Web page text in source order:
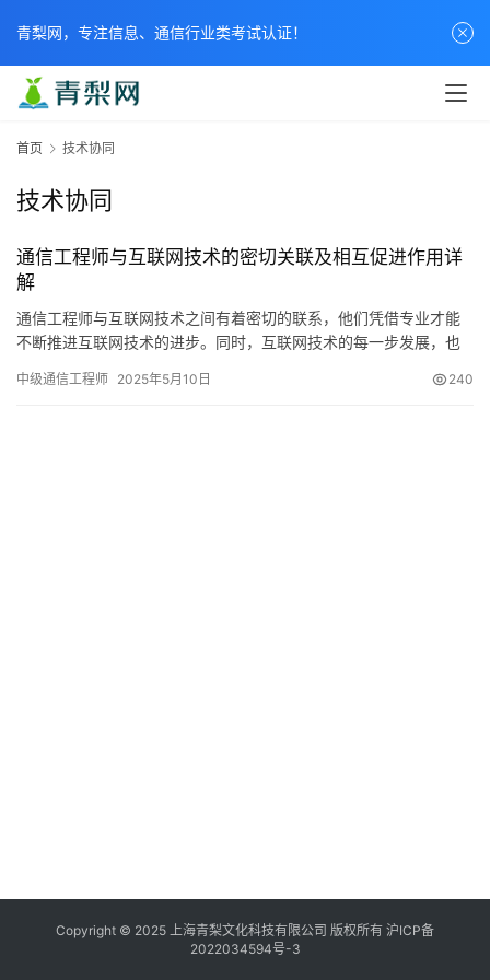
首页 技术协同
技术协同
通信工程师与互联网技术的密切关联及相互促进作用详
解
通信工程师与互联网技术之间有着密切的联系，他们凭借专业才能
不断推进互联网技术的进步。同时，互联网技术的每一步发展，也
中级通信工程师 2025年5月10日 240
Copyright © 2025 上海青梨文化科技有限公司 版权所有 沪ICP备
2022034594号-3
青梨网，专注信息、通信行业类考试认证！